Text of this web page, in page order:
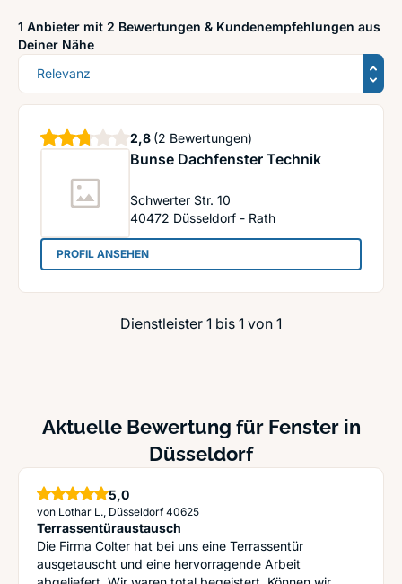
1 Anbieter mit 2 Bewertungen & Kundenempfehlungen aus
Deiner Nähe
Sortierung
Bunse Dachfenster Technik
Schwerter Str. 10
40472 Düsseldorf - Rath
2,8 Sterne
(2 Bewertungen)
PROFIL ANSEHEN: Bunse Dachfenster Technik
Dienstleister 1 bis 1 von 1
Aktuelle Bewertung für Fenster in
Düsseldorf
5,0Sterne
von Lothar L., Düsseldorf 40625
Terrassentüraustausch
Die Firma Colter hat bei uns eine Terrassentür
ausgetauscht und eine hervorragende Arbeit